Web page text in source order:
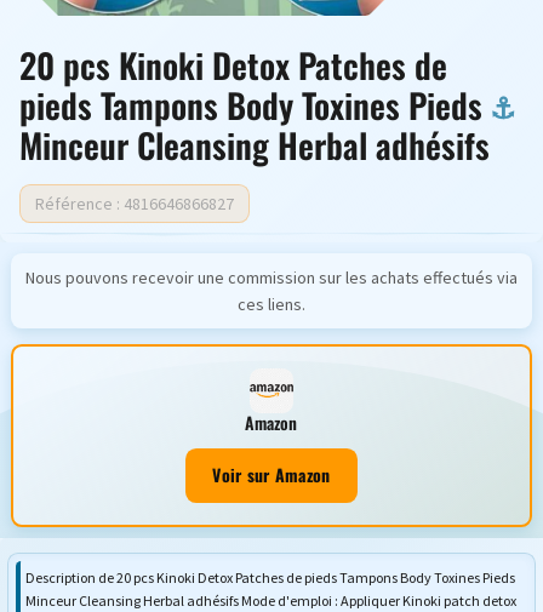
20 pcs Kinoki Detox Patches de
pieds Tampons Body Toxines Pieds
Minceur Cleansing Herbal adhésifs
Référence : 4816646866827
Nous pouvons recevoir une commission sur les achats effectués via
ces liens.
Amazon
Voir sur Amazon
Description de 20 pcs Kinoki Detox Patches de pieds Tampons Body Toxines Pieds
Minceur Cleansing Herbal adhésifs Mode d'emploi : Appliquer Kinoki patch detox